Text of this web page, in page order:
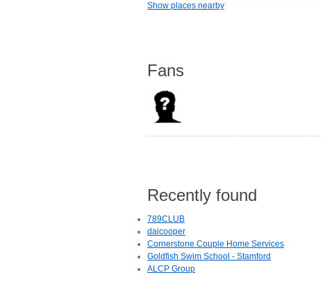
Show places nearby
Fans
Recently found
789CLUB
daicooper
Cornerstone Couple Home Services
Goldfish Swim School - Stamford
ALCP Group